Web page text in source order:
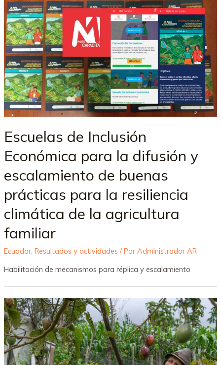
Escuelas de Inclusión
Económica para la difusión y
escalamiento de buenas
prácticas para la resiliencia
climática de la agricultura
familiar
Ecuador, Resultados y actividades / Por Administrador AR
Habilitación de mecanismos para réplica y escalamiento